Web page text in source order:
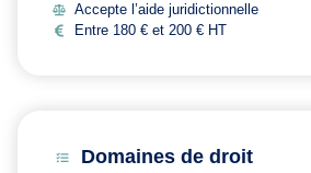
Accepte l’aide juridictionnelle
Entre 180 € et 200 € HT
Domaines de droit